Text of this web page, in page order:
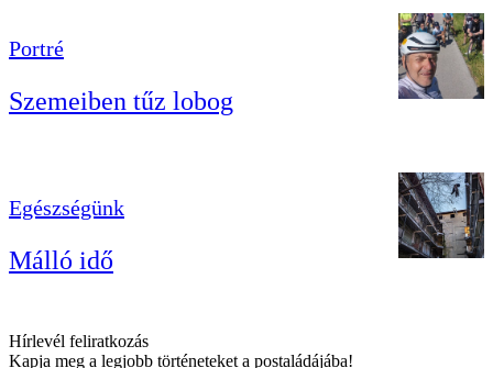
Portré
Szemeiben tűz lobog
Egészségünk
Málló idő
Hírlevél feliratkozás
Kapja meg a legjobb történeteket a postaládájába!